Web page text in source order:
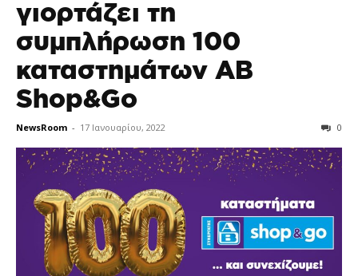
γιορτάζει τη
συμπλήρωση 100
καταστημάτων AB
Shop&Go
NewsRoom - 17 Ιανουαρίου, 2022 0